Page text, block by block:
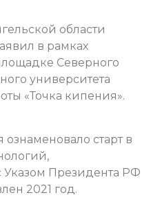
области
в рамках
Северного
университета
«Точка кипения».
старт в
Указом Президента РФ
2021 год.